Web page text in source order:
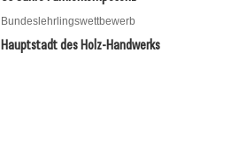
Bundeslehrlingswettbewerb
Hauptstadt des Holz-Handwerks
20. Mai 2026